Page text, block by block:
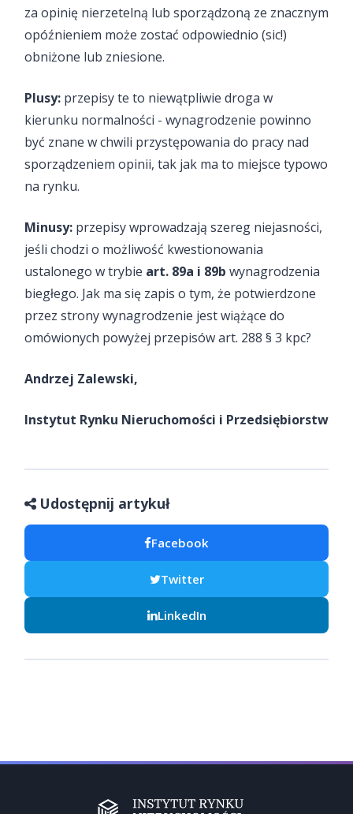
za opinię nierzetelną lub sporządzoną ze znacznym
opóźnieniem może zostać odpowiednio (sic!)
obniżone lub zniesione.
Plusy: przepisy te to niewątpliwie droga w
kierunku normalności - wynagrodzenie powinno
być znane w chwili przystępowania do pracy nad
sporządzeniem opinii, tak jak ma to miejsce typowo
na rynku.
Minusy: przepisy wprowadzają szereg niejasności,
jeśli chodzi o możliwość kwestionowania
ustalonego w trybie art. 89a i 89b wynagrodzenia
biegłego. Jak ma się zapis o tym, że potwierdzone
przez strony wynagrodzenie jest wiążące do
omówionych powyżej przepisów art. 288 § 3 kpc?
Andrzej Zalewski,
Instytut Rynku Nieruchomości i Przedsiębiorstw
Udostępnij artykuł
Facebook
Twitter
LinkedIn